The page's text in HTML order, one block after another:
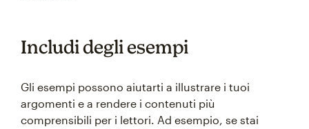
Includi degli esempi
Gli esempi possono aiutarti a illustrare i tuoi
argomenti e a rendere i contenuti più
comprensibili per i lettori. Ad esempio, se stai